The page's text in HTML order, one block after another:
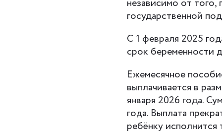
независимо от
государственной
С 1 февраля 2025
срок беременности
Ежемесячное
выплачивается в
января 2026 года.
года. Выплата
ребёнку исполнится